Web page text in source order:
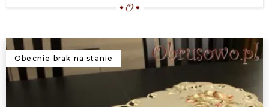
Obecnie brak na stanie